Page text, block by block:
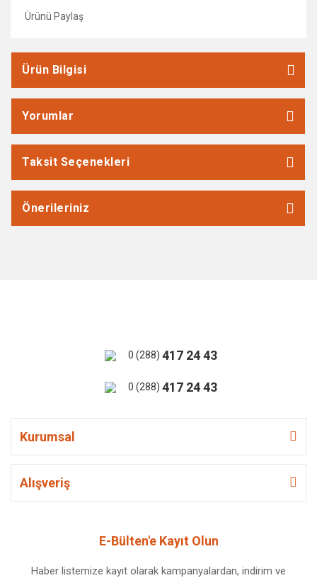
Ürünü Paylaş
Ürün Bilgisi
Yorumlar
Taksit Seçenekleri
Önerileriniz
0 (288) 417 24 43
0 (288) 417 24 43
Kurumsal
Alışveriş
E-Bülten'e Kayıt Olun
Haber listemize kayıt olarak kampanyalardan, indirim ve